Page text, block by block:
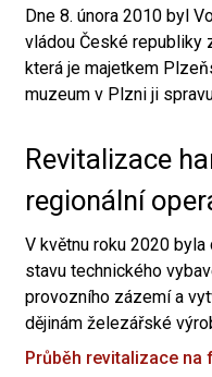
Dne 8. února 2010 byl
vládou České republiky
která je majetkem
muzeum v Plzni ji
Revitalizace
regionální
V květnu roku 2020 byla
stavu technického
provozního zázemí a
dějinám železářské
Průběh revitalizace na